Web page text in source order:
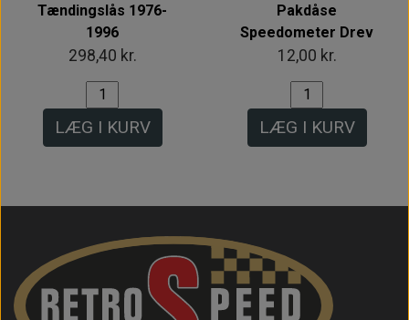
Tændingslås 1976-
1996
298,40 kr.
LÆG I KURV
Pakdåse
Speedometer Drev
12,00 kr.
LÆG I KURV